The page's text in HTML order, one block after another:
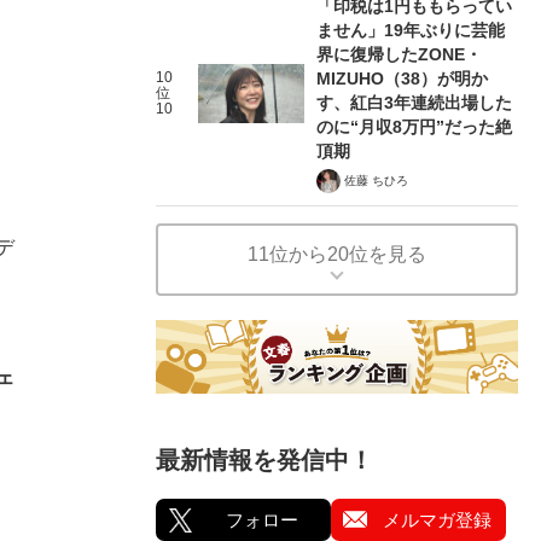
10
位
10
「印税は1円ももらってい
ません」19年ぶりに芸能
界に復帰したZONE・
MIZUHO（38）が明か
す、紅白3年連続出場した
のに“月収8万円”だった絶
頂期
佐藤 ちひろ
11位から20位を見る
最新情報を発信中！
フォロー メルマガ登録